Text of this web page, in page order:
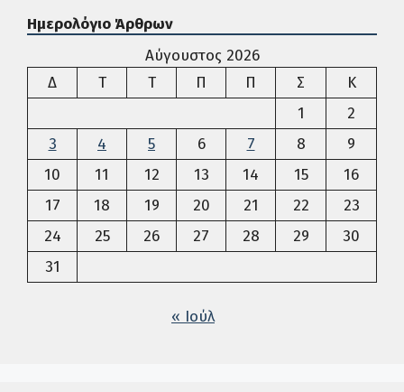
Ημερολόγιο Άρθρων
Αύγουστος 2026
ΔΔευτέρα
ΤΤρίτη ΤΤετάρτη
Π Πέμπτη
Π Παρασκευή
Σ Σάββατο
Κ
1
2
3
4 5 6 7 8
9
10
11 12 13 14 15
16
17
18 19 20 21 22
23
24
25 26 27 28 29
30
31
« Ιούλ